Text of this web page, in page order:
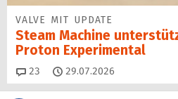
VALVE MIT UPDATE
Steam Machine
Proton Experimental
23 Kommentare
29.07.2026